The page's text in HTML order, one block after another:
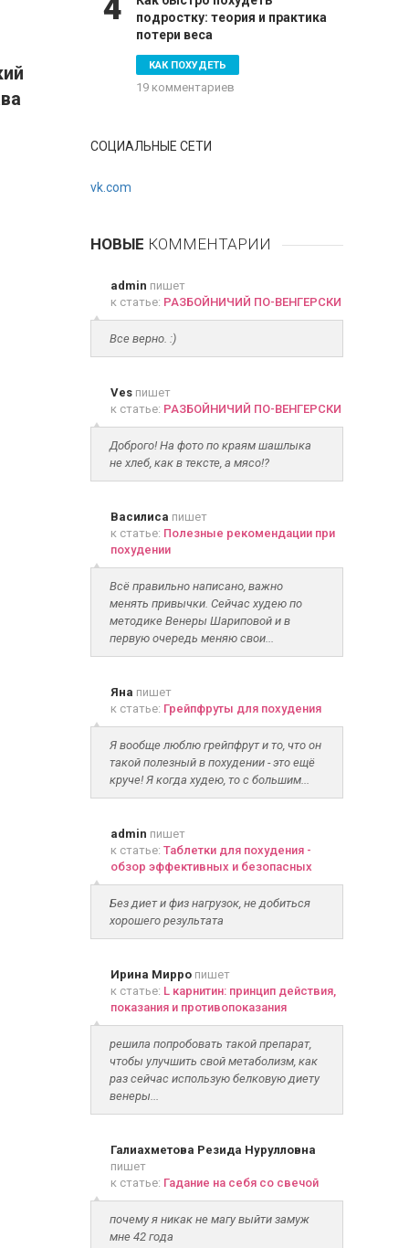
4
подростку: теория и практика
потери веса
КАК ПОХУДЕТЬ
19 комментариев
СОЦИАЛЬНЫЕ СЕТИ
vk.com
НОВЫЕ КОММЕНТАРИИ
admin пишет
к статье: РАЗБОЙНИЧИЙ ПО-ВЕНГЕРСКИ
Все верно. :)
Vesпишет
к статье: РАЗБОЙНИЧИЙ ПО-ВЕНГЕРСКИ
Доброго! На фото по краям шашлыка
не хлеб, как в тексте, а мясо!?
Василиса пишет
к статье: Полезные рекомендации при
похудении
Всё правильно написано, важно
менять привычки. Сейчас худею по
методике Венеры Шариповой и в
первую очередь меняю свои...
Яна пишет
к статье: Грейпфруты для похудения
Я вообще люблю грейпфрут и то, что он
такой полезный в похудении - это ещё
круче! Я когда худею, то с большим...
admin пишет
к статье: Таблетки для похудения -
обзор эффективных и безопасных
Без диет и физ нагрузок, не добиться
хорошего результата
Ирина Мирропишет
к статье: L карнитин: принцип действия,
показания и противопоказания
решила попробовать такой препарат,
чтобы улучшить свой метаболизм, как
раз сейчас использую белковую диету
венеры...
Галиахметова Резида Нурулловна
пишет
к статье: Гадание на себя со свечой
почему я никак не магу выйти замуж
мне 42 года